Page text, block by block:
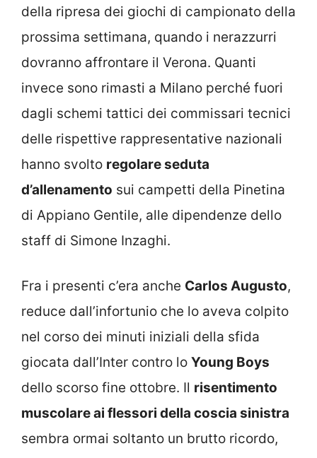
della ripresa dei giochi di campionato della
prossima settimana, quando i nerazzurri
dovranno affrontare il Verona. Quanti
invece sono rimasti a Milano perché fuori
dagli schemi tattici dei commissari tecnici
delle rispettive rappresentative nazionali
hanno svolto regolare seduta
d’allenamento sui campetti della Pinetina
di Appiano Gentile, alle dipendenze dello
staff di Simone Inzaghi.
Fra i presenti c’era anche Carlos Augusto,
reduce dall’infortunio che lo aveva colpito
nel corso dei minuti iniziali della sfida
giocata dall’Inter contro lo Young Boys
dello scorso fine ottobre. Il risentimento
muscolare ai flessori della coscia sinistra
sembra ormai soltanto un brutto ricordo,